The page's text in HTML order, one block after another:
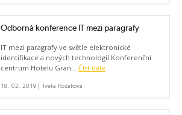
Odborná konference IT mezi paragrafy
IT mezi paragrafy ve světle elektronické
identifikace a nových technologií Konferenční
centrum Hotelu Gran... Číst dále
18. 02. 2019 | Iveta Kozáková